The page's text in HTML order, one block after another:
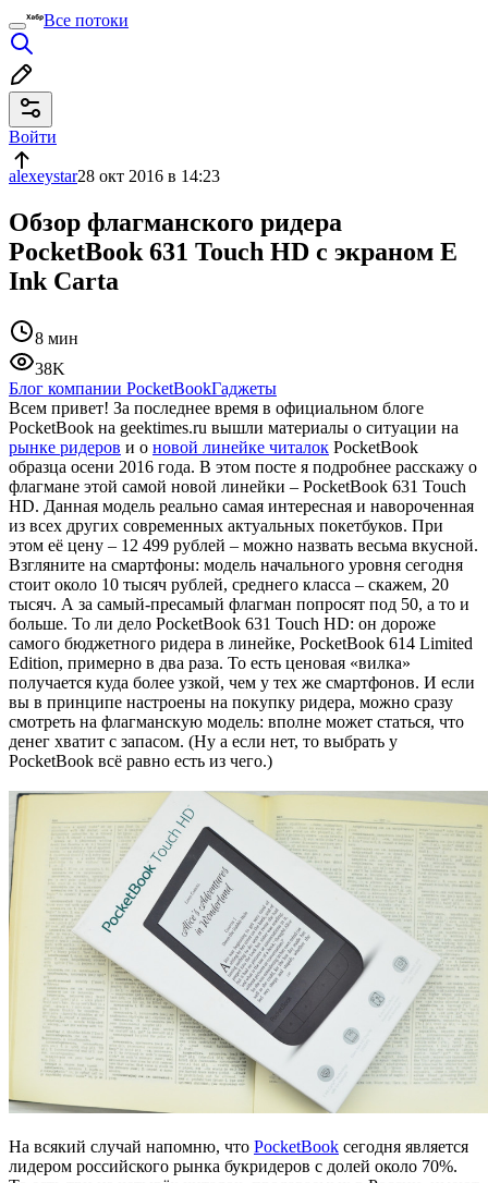
Все потоки
Войти
alexeystar28 окт 2016 в 14:23
Обзор флагманского ридера
PocketBook 631 Touch HD с экраном E
Ink Carta
8 мин
38K
Блог компании PocketBookГаджеты
Всем привет! За последнее время в официальном блоге
PocketBook на geektimes.ru вышли материалы о ситуации на
рынке ридеров и о новой линейке читалок PocketBook
образца осени 2016 года. В этом посте я подробнее расскажу о
флагмане этой самой новой линейки – PocketBook 631 Touch
HD. Данная модель реально самая интересная и навороченная
из всех других современных актуальных покетбуков. При
этом её цену – 12 499 рублей – можно назвать весьма вкусной.
Взгляните на смартфоны: модель начального уровня сегодня
стоит около 10 тысяч рублей, среднего класса – скажем, 20
тысяч. А за самый-пресамый флагман попросят под 50, а то и
больше. То ли дело PocketBook 631 Touch HD: он дороже
самого бюджетного ридера в линейке, PocketBook 614 Limited
Edition, примерно в два раза. То есть ценовая «вилка»
получается куда более узкой, чем у тех же смартфонов. И если
вы в принципе настроены на покупку ридера, можно сразу
смотреть на флагманскую модель: вполне может статься, что
денег хватит с запасом. (Ну а если нет, то выбрать у
PocketBook всё равно есть из чего.)
На всякий случай напомню, что PocketBook сегодня является
лидером российского рынка букридеров с долей около 70%.